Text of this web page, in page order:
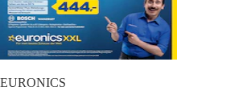
EURONICS